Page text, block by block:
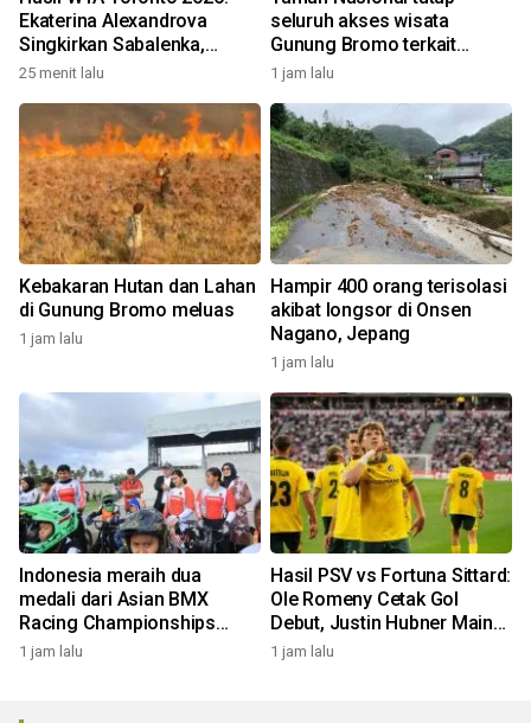
Ekaterina Alexandrova
Singkirkan Sabalenka,
Swiatek Segel Tiket
25 menit lalu
seluruh akses wisata
Gunung Bromo terkait
kebakaran hutan dan lahan
1 jam lalu
Kebakaran Hutan dan Lahan
di Gunung Bromo meluas
1 jam lalu
Hampir 400 orang terisolasi
akibat longsor di Onsen
Nagano, Jepang
1 jam lalu
Indonesia meraih dua
medali dari Asian BMX
Racing Championships
2026
1 jam lalu
Hasil PSV vs Fortuna Sittard:
Ole Romeny Cetak Gol
Debut, Justin Hubner Main
Penuh!
1 jam lalu